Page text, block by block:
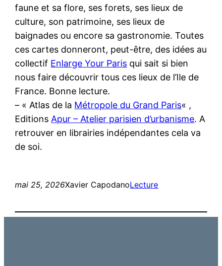
faune et sa flore, ses forets, ses lieux de
culture, son patrimoine, ses lieux de
baignades ou encore sa gastronomie. Toutes
ces cartes donneront, peut-être, des idées au
collectif Enlarge Your Paris qui sait si bien
nous faire découvrir tous ces lieux de l’Ile de
France. Bonne lecture.
– « Atlas de la Métropole du Grand Paris« ,
Editions Apur – Atelier parisien d’urbanisme. A
retrouver en librairies indépendantes cela va
de soi.
mai 25, 2026Xavier CapodanoLecture